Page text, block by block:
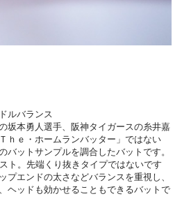
ルバランス
坂本勇人選手、阪神タイガースの糸井嘉
ｈｅ・ホームランバッター」ではない
バットサンプルを調合したバットです。
ト。先端くり抜きタイプではないです
プエンドの太さなどバランスを重視し、
ヘッドも効かせることもできるバットで